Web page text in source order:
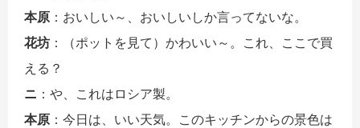
本原 ：おいしい～、おいしいしか言ってないな。
花坊 ：（ポットを見て）かわいい～。これ、ここで買
える？
ニ ：や、これはロシア製。
本原 ：今日は、いい天気。このキッチンからの景色は